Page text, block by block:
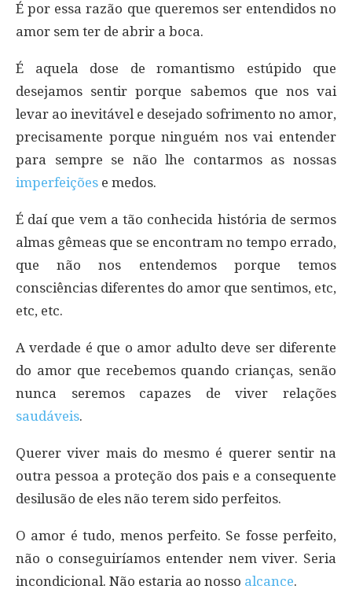
É por essa razão que queremos ser entendidos no
amor sem ter de abrir a boca.
É aquela dose de romantismo estúpido que
desejamos sentir porque sabemos que nos vai
levar ao inevitável e desejado sofrimento no amor,
precisamente porque ninguém nos vai entender
para sempre se não lhe contarmos as nossas
imperfeições e medos.
É daí que vem a tão conhecida história de sermos
almas gêmeas que se encontram no tempo errado,
que não nos entendemos porque temos
consciências diferentes do amor que sentimos, etc,
etc, etc.
A verdade é que o amor adulto deve ser diferente
do amor que recebemos quando crianças, senão
nunca seremos capazes de viver relações
saudáveis.
Querer viver mais do mesmo é querer sentir na
outra pessoa a proteção dos pais e a consequente
desilusão de eles não terem sido perfeitos.
O amor é tudo, menos perfeito. Se fosse perfeito,
não o conseguiríamos entender nem viver. Seria
incondicional. Não estaria ao nosso alcance.